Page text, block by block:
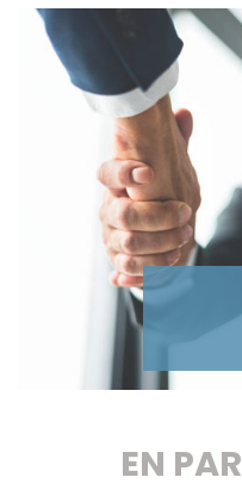
EN